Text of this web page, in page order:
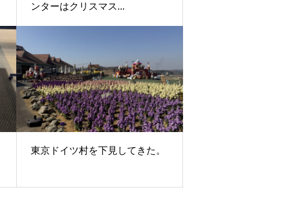
ンターはクリスマス...
東京ドイツ村を下見してきた。